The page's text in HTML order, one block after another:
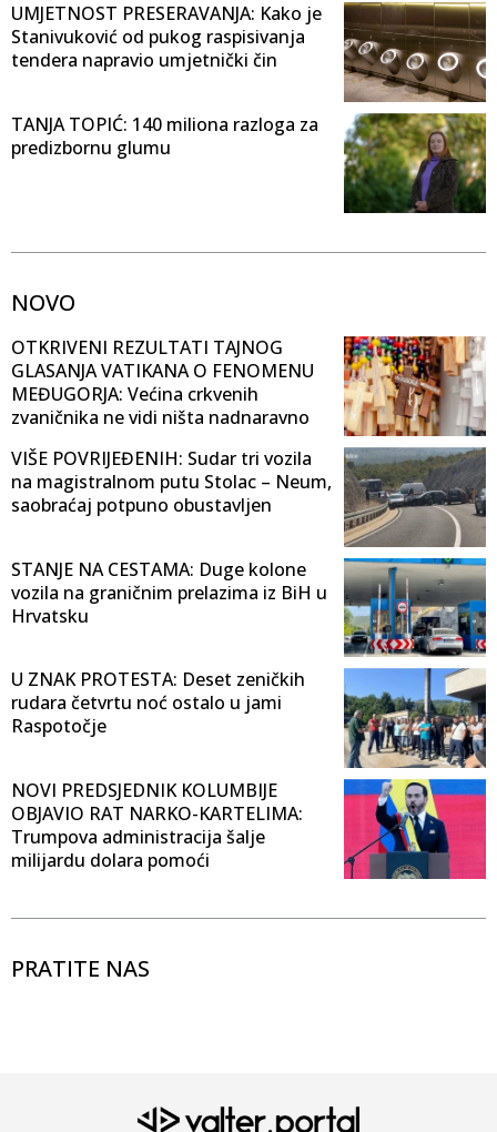
UMJETNOST PRESERAVANJA: Kako je
Stanivuković od pukog raspisivanja
tendera napravio umjetnički čin
TANJA TOPIĆ: 140 miliona razloga za
predizbornu glumu
NOVO
OTKRIVENI REZULTATI TAJNOG
GLASANJA VATIKANA O FENOMENU
MEĐUGORJA: Većina crkvenih
zvaničnika ne vidi ništa nadnaravno
VIŠE POVRIJEĐENIH: Sudar tri vozila
na magistralnom putu Stolac – Neum,
saobraćaj potpuno obustavljen
STANJE NA CESTAMA: Duge kolone
vozila na graničnim prelazima iz BiH u
Hrvatsku
U ZNAK PROTESTA: Deset zeničkih
rudara četvrtu noć ostalo u jami
Raspotočje
NOVI PREDSJEDNIK KOLUMBIJE
OBJAVIO RAT NARKO-KARTELIMA:
Trumpova administracija šalje
milijardu dolara pomoći
PRATITE NAS